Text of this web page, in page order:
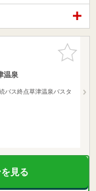
お気に入
りに追加
温泉
バス終点草津温泉バスタ
見る